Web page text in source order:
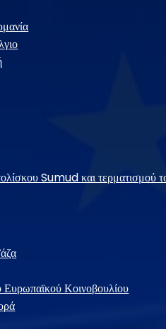
Sumud και τερματισμού
Ευρωπαϊκού Κοινοβουλίου